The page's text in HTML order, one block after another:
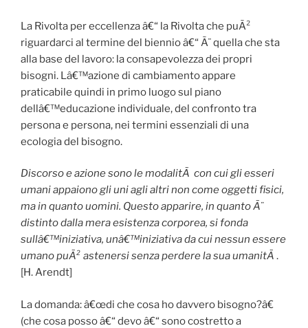
La Rivolta per eccellenza â€“ la Rivolta che puÃ²
riguardarci al termine del biennio â€“ Ã¨ quella che sta
alla base del lavoro: la consapevolezza dei propri
bisogni. Lâ€™azione di cambiamento appare
praticabile quindi in primo luogo sul piano
dellâ€™educazione individuale, del confronto tra
persona e persona, nei termini essenziali di una
ecologia del bisogno.
Discorso e azione sono le modalitÃ con cui gli esseri
umani appaiono gli uni agli altri non come oggetti fisici,
ma in quanto uomini. Questo apparire, in quanto Ã¨
distinto dalla mera esistenza corporea, si fonda
sullâ€™iniziativa, unâ€™iniziativa da cui nessun essere
umano puÃ² astenersi senza perdere la sua umanitÃ .
[H. Arendt]
La domanda: â€œdi che cosa ho davvero bisogno?â€
(che cosa posso â€“ devo â€“ sono costretto a